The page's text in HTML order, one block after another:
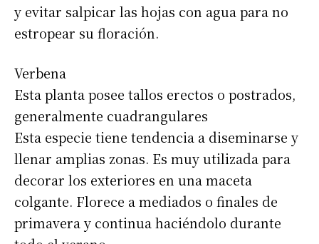
y evitar salpicar las hojas con agua para no
estropear su floración.
Verbena
Esta planta posee tallos erectos o postrados,
generalmente cuadrangulares
Esta especie tiene tendencia a diseminarse y
llenar amplias zonas. Es muy utilizada para
decorar los exteriores en una maceta
colgante. Florece a mediados o finales de
primavera y continua haciéndolo durante